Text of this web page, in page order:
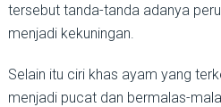
tersebut tanda-tanda adanya
menjadi kekuningan.
Selain itu ciri khas ayam yang
menjadi pucat dan bermalas-